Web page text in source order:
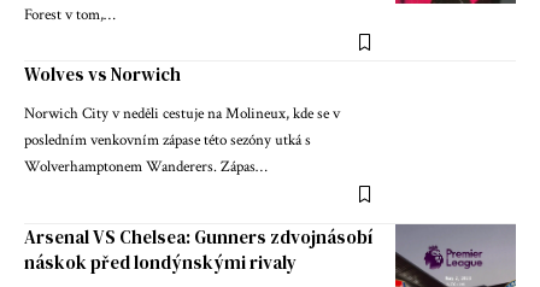
Forest v tom,…
Wolves vs Norwich
Norwich City v neděli cestuje na Molineux, kde se v
posledním venkovním zápase této sezóny utká s
Wolverhamptonem Wanderers. Zápas…
Arsenal VS Chelsea: Gunners zdvojnásobí
náskok před londýnskými rivaly